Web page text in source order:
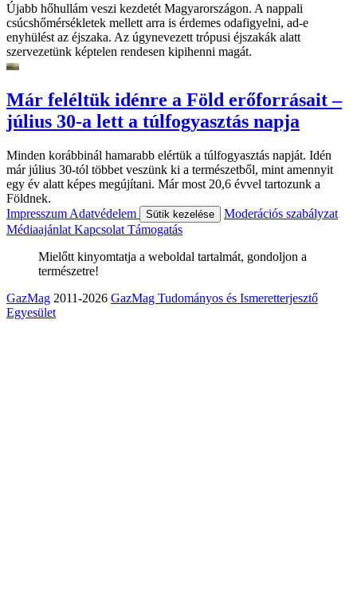
Újabb hőhullám veszi kezdetét Magyarországon. A nappali
csúcshőmérsékletek mellett arra is érdemes odafigyelni, ad-e
enyhülést az éjszaka. Az úgynevezett trópusi éjszakák alatt
szervezetünk képtelen rendesen kipihenni magát.
Már feléltük idénre a Föld erőforrásait –
július 30-a lett a túlfogyasztás napja
Minden korábbinál hamarabb elértük a túlfogyasztás napját. Idén
már július 30-tól többet veszünk ki a természetből, mint amennyit
egy év alatt képes megújítani. Már most 20,6 évvel tartozunk a
Földnek.
Impresszum Adatvédelem Sütik kezelése
Moderációs szabályzat
Médiaajánlat Kapcsolat Támogatás
Mielőtt kinyomtatja a weboldal tartalmát, gondoljon a
természetre!
GazMag 2011-2026 GazMag Tudományos és Ismeretterjesztő
Egyesület